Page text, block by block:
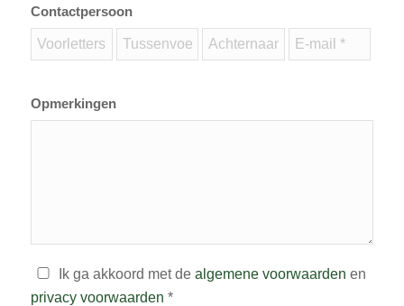
Contactpersoon
Opmerkingen
Ik ga akkoord met de algemene voorwaarden en
privacy voorwaarden *